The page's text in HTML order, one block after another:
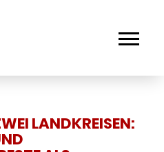
LANDKREISEN: